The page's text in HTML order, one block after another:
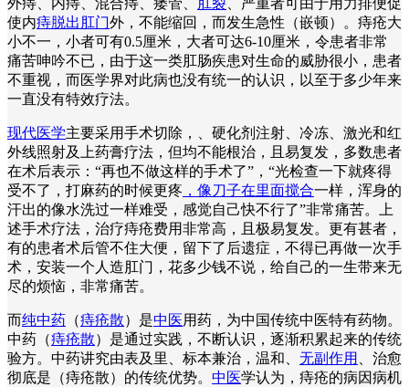
使内痔脱出肛门外，不能缩回，而发生急性（嵌顿）。痔疮大
小不一，小者可有0.5厘米，大者可达6-10厘米，令患者非常
痛苦呻吟不已，由于这一类肛肠疾患对生命的威胁很小，患者
不重视，而医学界对此病也没有统一的认识，以至于多少年来
一直没有特效疗法。
现代医学主要采用手术切除，、硬化剂注射、冷冻、激光和红
外线照射及上药膏疗法，但均不能根治，且易复发，多数患者
在术后表示：“再也不做这样的手术了”，“光检查一下就疼得
受不了，打麻药的时候更疼 ，像刀子在里面搅合一样，浑身的
汗出的像水洗过一样难受，感觉自己快不行了”非常痛苦。上
述手术疗法，治疗痔疮费用非常高，且极易复发。更有甚者，
有的患者术后管不住大便，留下了后遗症，不得已再做一次手
术，安装一个人造肛门，花多少钱不说，给自己的一生带来无
尽的烦恼，非常痛苦。
而纯中药 （痔疮散）是中医用药，为中国传统中医特有药物。
中药（痔疮散）是通过实践，不断认识，逐渐积累起来的传统
验方。中药讲究由表及里、标本兼治，温和、 无副作用
、治愈
彻底是（痔疮散）的传统优势。 中医学认为，痔疮的病因病机